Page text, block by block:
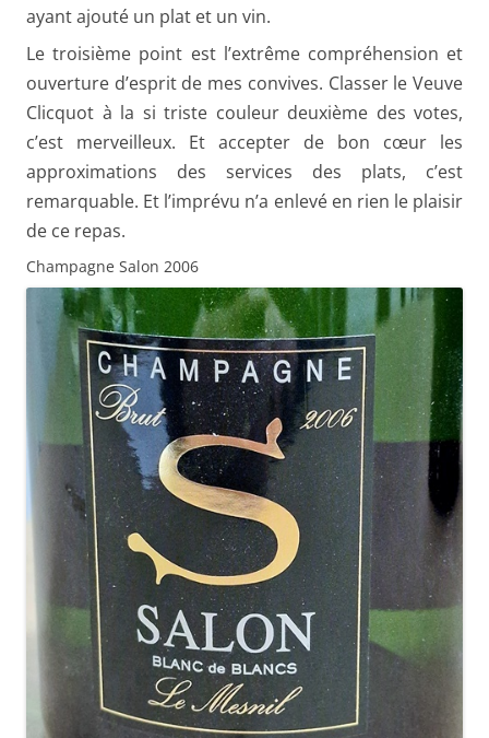
ayant ajouté un plat et un vin.
Le troisième point est l’extrême compréhension et
ouverture d’esprit de mes convives. Classer le Veuve
Clicquot à la si triste couleur deuxième des votes,
c’est merveilleux. Et accepter de bon cœur les
approximations des services des plats, c’est
remarquable. Et l’imprévu n’a enlevé en rien le plaisir
de ce repas.
Champagne Salon 2006